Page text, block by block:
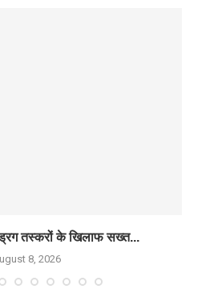
तस्करों के खिलाफ सख्त...
8, 2026